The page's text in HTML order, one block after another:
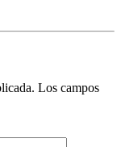
Los campos